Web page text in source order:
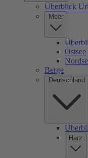
Überblick
Meer
Ostsee
Berge
Deutschland
Harz